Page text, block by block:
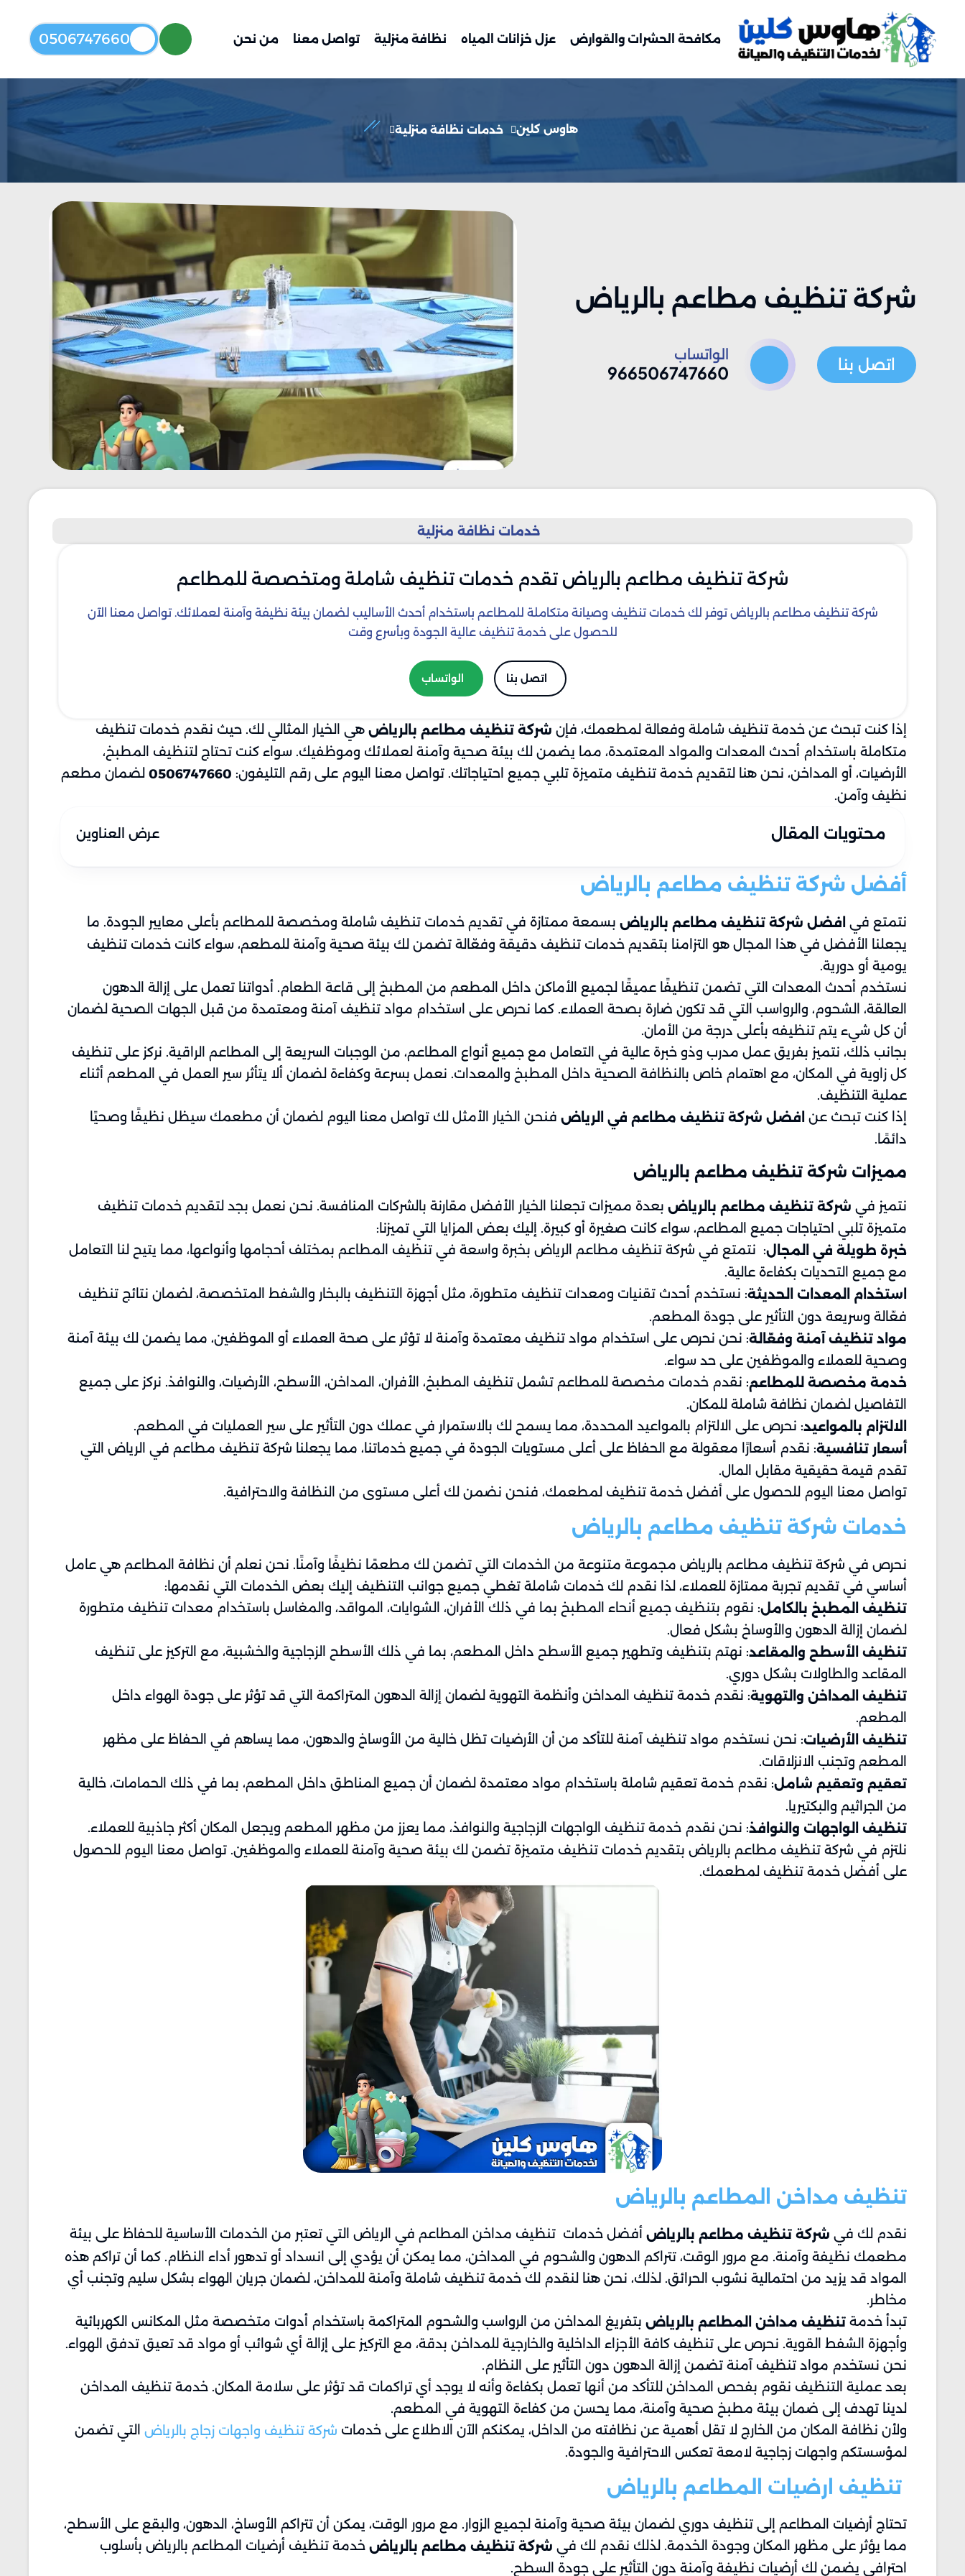
مكافحة الحشرات والقوارض عزل خزانات المياه نظافة منزلية تواصل معنا من نحن 0506747660
هاوس كلين خدمات نظافة منزلية
شركة تنظيف مطاعم بالرياض
اتصل بنا
الواتساب
966506747660
خدمات نظافة منزلية
شركة تنظيف مطاعم بالرياض تقدم خدمات تنظيف شاملة ومتخصصة للمطاعم
شركة تنظيف مطاعم بالرياض توفر لك خدمات تنظيف وصيانة متكاملة للمطاعم باستخدام أحدث الأساليب لضمان بيئة نظيفة وآمنة لعملائك. تواصل معنا الآن
للحصول على خدمة تنظيف عالية الجودة وبأسرع وقت
اتصل بنا الواتساب
إذا كنت تبحث عن خدمة تنظيف شاملة وفعالة لمطعمك، فإن شركة تنظيف مطاعم بالرياض هي الخيار المثالي لك. حيث نقدم خدمات تنظيف
متكاملة باستخدام أحدث المعدات والمواد المعتمدة، مما يضمن لك بيئة صحية وآمنة لعملائك وموظفيك. سواء كنت تحتاج لتنظيف المطبخ،
الأرضيات، أو المداخن، نحن هنا لتقديم خدمة تنظيف متميزة تلبي جميع احتياجاتك. تواصل معنا اليوم على رقم التليفون: 0506747660 لضمان مطعم
نظيف وآمن.
محتويات المقال عرض العناوين
أفضل شركة تنظيف مطاعم بالرياض
نتمتع في افضل شركة تنظيف مطاعم بالرياض بسمعة ممتازة في تقديم خدمات تنظيف شاملة ومخصصة للمطاعم بأعلى معايير الجودة. ما
يجعلنا الأفضل في هذا المجال هو التزامنا بتقديم خدمات تنظيف دقيقة وفعّالة تضمن لك بيئة صحية وآمنة للمطعم، سواء كانت خدمات تنظيف
يومية أو دورية.
نستخدم أحدث المعدات التي تضمن تنظيفًا عميقًا لجميع الأماكن داخل المطعم من المطبخ إلى قاعة الطعام. أدواتنا تعمل على إزالة الدهون
العالقة، الشحوم، والرواسب التي قد تكون ضارة بصحة العملاء. كما نحرص على استخدام مواد تنظيف آمنة ومعتمدة من قبل الجهات الصحية لضمان
أن كل شيء يتم تنظيفه بأعلى درجة من الأمان.
بجانب ذلك، نتميز بفريق عمل مدرب وذو خبرة عالية في التعامل مع جميع أنواع المطاعم، من الوجبات السريعة إلى المطاعم الراقية. نركز على تنظيف
كل زاوية في المكان، مع اهتمام خاص بالنظافة الصحية داخل المطبخ والمعدات. نعمل بسرعة وكفاءة لضمان ألا يتأثر سير العمل في المطعم أثناء
عملية التنظيف.
إذا كنت تبحث عن افضل شركة تنظيف مطاعم في الرياض فنحن الخيار الأمثل لك تواصل معنا اليوم لضمان أن مطعمك سيظل نظيفًا وصحيًا
دائمًا.
مميزات شركة تنظيف مطاعم بالرياض
نتميز في شركة تنظيف مطاعم بالرياض بعدة مميزات تجعلنا الخيار الأفضل مقارنة بالشركات المنافسة. نحن نعمل بجد لتقديم خدمات تنظيف
متميزة تلبي احتياجات جميع المطاعم، سواء كانت صغيرة أو كبيرة. إليك بعض المزايا التي تميزنا:
خبرة طويلة في المجال: نتمتع في شركة تنظيف مطاعم الرياض بخبرة واسعة في تنظيف المطاعم بمختلف أحجامها وأنواعها، مما يتيح لنا التعامل
مع جميع التحديات بكفاءة عالية.
استخدام المعدات الحديثة: نستخدم أحدث تقنيات ومعدات تنظيف متطورة، مثل أجهزة التنظيف بالبخار والشفط المتخصصة، لضمان نتائج تنظيف
فعّالة وسريعة دون التأثير على جودة المطعم.
مواد تنظيف آمنة وفعّالة: نحن نحرص على استخدام مواد تنظيف معتمدة وآمنة لا تؤثر على صحة العملاء أو الموظفين، مما يضمن لك بيئة آمنة
وصحية للعملاء والموظفين على حد سواء.
خدمة مخصصة للمطاعم: نقدم خدمات مخصصة للمطاعم تشمل تنظيف المطبخ، الأفران، المداخن، الأسطح، الأرضيات، والنوافذ. نركز على جميع
التفاصيل لضمان نظافة شاملة للمكان.
الالتزام بالمواعيد: نحرص على الالتزام بالمواعيد المحددة، مما يسمح لك بالاستمرار في عملك دون التأثير على سير العمليات في المطعم.
أسعار تنافسية: نقدم أسعارًا معقولة مع الحفاظ على أعلى مستويات الجودة في جميع خدماتنا، مما يجعلنا شركة تنظيف مطاعم في الرياض التي
تقدم قيمة حقيقية مقابل المال.
تواصل معنا اليوم للحصول على أفضل خدمة تنظيف لمطعمك، فنحن نضمن لك أعلى مستوى من النظافة والاحترافية.
خدمات شركة تنظيف مطاعم بالرياض
نحرص في شركة تنظيف مطاعم بالرياض مجموعة متنوعة من الخدمات التي تضمن لك مطعمًا نظيفًا وآمنًا. نحن نعلم أن نظافة المطاعم هي عامل
أساسي في تقديم تجربة ممتازة للعملاء، لذا نقدم لك خدمات شاملة تغطي جميع جوانب التنظيف إليك بعض الخدمات التي نقدمها:
تنظيف المطبخ بالكامل: نقوم بتنظيف جميع أنحاء المطبخ بما في ذلك الأفران، الشوايات، المواقد، والمغاسل باستخدام معدات تنظيف متطورة
لضمان إزالة الدهون والأوساخ بشكل فعال.
تنظيف الأسطح والمقاعد: نهتم بتنظيف وتطهير جميع الأسطح داخل المطعم، بما في ذلك الأسطح الزجاجية والخشبية، مع التركيز على تنظيف
المقاعد والطاولات بشكل دوري.
تنظيف المداخن والتهوية: نقدم خدمة تنظيف المداخن وأنظمة التهوية لضمان إزالة الدهون المتراكمة التي قد تؤثر على جودة الهواء داخل
المطعم.
تنظيف الأرضيات: نحن نستخدم مواد تنظيف آمنة للتأكد من أن الأرضيات تظل خالية من الأوساخ والدهون، مما يساهم في الحفاظ على مظهر
المطعم وتجنب الانزلاقات.
تعقيم وتعقيم شامل: نقدم خدمة تعقيم شاملة باستخدام مواد معتمدة لضمان أن جميع المناطق داخل المطعم، بما في ذلك الحمامات، خالية
من الجراثيم والبكتيريا.
تنظيف الواجهات والنوافذ: نحن نقدم خدمة تنظيف الواجهات الزجاجية والنوافذ، مما يعزز من مظهر المطعم ويجعل المكان أكثر جاذبية للعملاء.
نلتزم في شركة تنظيف مطاعم بالرياض بتقديم خدمات تنظيف متميزة تضمن لك بيئة صحية وآمنة للعملاء والموظفين. تواصل معنا اليوم للحصول
على أفضل خدمة تنظيف لمطعمك.
تنظيف مداخن المطاعم​ بالرياض
نقدم لك في شركة تنظيف مطاعم بالرياض أفضل خدمات تنظيف مداخن المطاعم في الرياض التي تعتبر من الخدمات الأساسية للحفاظ على بيئة
مطعمك نظيفة وآمنة. مع مرور الوقت، تتراكم الدهون والشحوم في المداخن، مما يمكن أن يؤدي إلى انسداد أو تدهور أداء النظام. كما أن تراكم هذه
المواد قد يزيد من احتمالية نشوب الحرائق. لذلك، نحن هنا لنقدم لك خدمة تنظيف شاملة وآمنة للمداخن، لضمان جريان الهواء بشكل سليم وتجنب أي
مخاطر.
تبدأ خدمة تنظيف مداخن المطاعم بالرياض بتفريغ المداخن من الرواسب والشحوم المتراكمة باستخدام أدوات متخصصة مثل المكانس الكهربائية
وأجهزة الشفط القوية. نحرص على تنظيف كافة الأجزاء الداخلية والخارجية للمداخن بدقة، مع التركيز على إزالة أي شوائب أو مواد قد تعيق تدفق الهواء.
نحن نستخدم مواد تنظيف آمنة تضمن إزالة الدهون دون التأثير على النظام.
بعد عملية التنظيف نقوم بفحص المداخن للتأكد من أنها تعمل بكفاءة وأنه لا يوجد أي تراكمات قد تؤثر على سلامة المكان. خدمة تنظيف المداخن
لدينا تهدف إلى ضمان بيئة مطبخ صحية وآمنة، مما يحسن من كفاءة التهوية في المطعم.
ولأن نظافة المكان من الخارج لا تقل أهمية عن نظافته من الداخل، يمكنكم الآن الاطلاع على خدمات شركة تنظيف واجهات زجاج بالرياض التي تضمن
لمؤسستكم واجهات زجاجية لامعة تعكس الاحترافية والجودة.
تنظيف ارضيات المطاعم​ بالرياض
تحتاج أرضيات المطاعم إلى تنظيف دوري لضمان بيئة صحية وآمنة لجميع الزوار. مع مرور الوقت، يمكن أن تتراكم الأوساخ، الدهون، والبقع على الأسطح،
مما يؤثر على مظهر المكان وجودة الخدمة. لذلك نقدم لك في شركة تنظيف مطاعم بالرياض خدمة تنظيف أرضيات المطاعم بالرياض بأسلوب
احترافي يضمن لك أرضيات نظيفة وآمنة دون التأثير على جودة السطح.